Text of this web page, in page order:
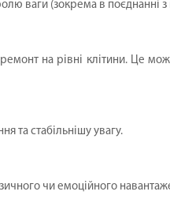
ваги (зокрема в поєднанні
ремонт на рівні клітини. Це
та стабільнішу увагу.
чи емоційного